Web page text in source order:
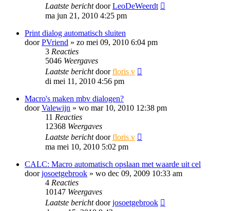
Laatste berichtdoorLeoDeWeerdt
ma jun 21, 2010 4:25 pm
Print dialog automatisch sluiten
doorPVriend » zo mei 09, 2010 6:04 pm
3 Reacties
5046 Weergaves
Laatste berichtdoorfloris v
di mei 11, 2010 4:56 pm
Macro's maken mbv dialogen?
doorValewijn » wo mar 10, 2010 12:38 pm
11 Reacties
12368 Weergaves
Laatste berichtdoorfloris v
ma mei 10, 2010 5:02 pm
CALC: Macro automatisch opslaan met waarde uit cel
doorjosoetgebrook » wo dec 09, 2009 10:33 am
4 Reacties
10147 Weergaves
Laatste berichtdoorjosoetgebrook